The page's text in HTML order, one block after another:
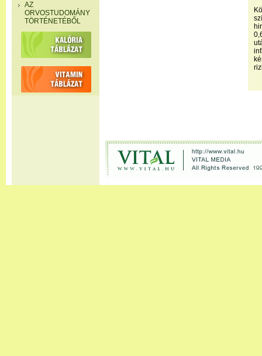
AZ
ORVOSTUDOMÁNY
TÖRTÉNETÉBŐL